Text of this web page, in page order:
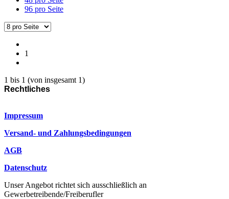
96 pro Seite
1
1 bis 1 (von insgesamt 1)
Rechtliches
Impressum
Versand- und Zahlungsbedingungen
AGB
Datenschutz
Unser Angebot richtet sich ausschließlich an
Gewerbetreibende/Freiberufler